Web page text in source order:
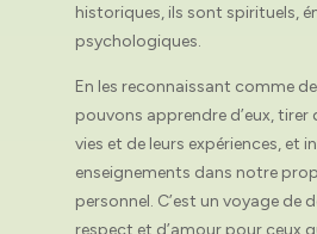
historiques, ils sont spirituels,
psychologiques.
En les reconnaissant comme
pouvons apprendre d’eux, tirer
vies et de leurs expériences, et
enseignements dans notre
personnel. C’est un voyage de